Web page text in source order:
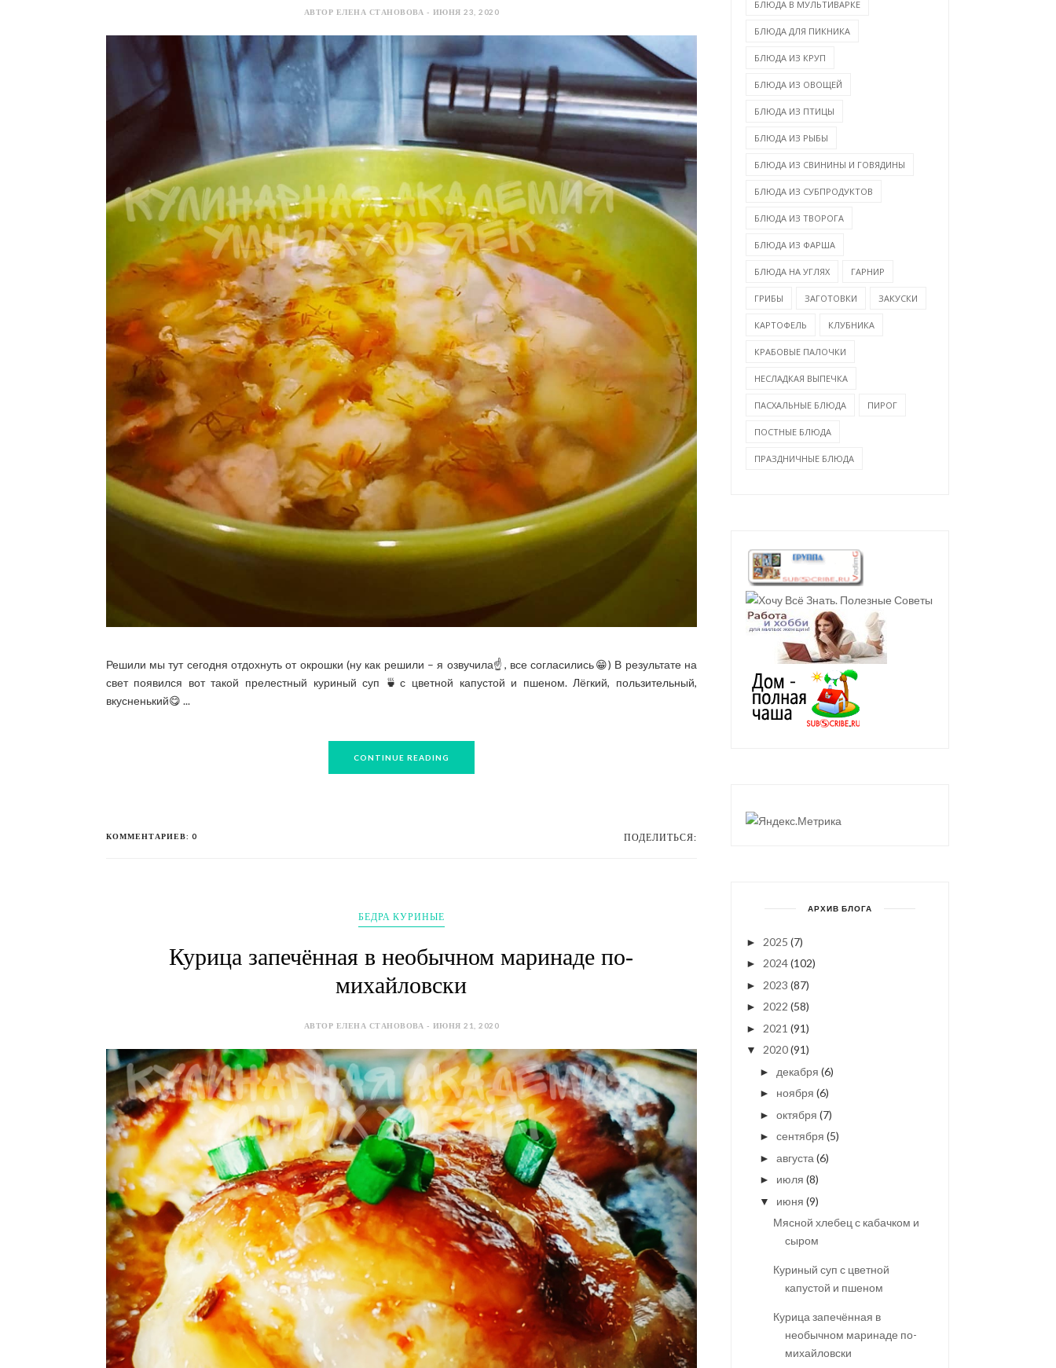
АВТОР ЕЛЕНА СТАНОВОВА - ИЮНЯ 23, 2020
Решили мы тут сегодня отдохнуть от окрошки (ну как решили – я озвучила☝️, все согласились😁) В результате на
свет появился вот такой прелестный куриный суп 🍵с цветной капустой и пшеном. Лёгкий, пользительный,
вкусненький😋 ...
CONTINUE READING
КОММЕНТАРИЕВ: 0 ПОДЕЛИТЬСЯ:
БЕДРА КУРИНЫЕ
Курица запечённая в необычном маринаде по-
михайловски
АВТОР ЕЛЕНА СТАНОВОВА - ИЮНЯ 21, 2020
БЛЮДА В МУЛЬТИВАРКЕ
БЛЮДА ДЛЯ ПИКНИКА
БЛЮДА ИЗ КРУП
БЛЮДА ИЗ ОВОЩЕЙ
БЛЮДА ИЗ ПТИЦЫ
БЛЮДА ИЗ РЫБЫ
БЛЮДА ИЗ СВИНИНЫ И ГОВЯДИНЫ
БЛЮДА ИЗ СУБПРОДУКТОВ
БЛЮДА ИЗ ТВОРОГА
БЛЮДА ИЗ ФАРША
БЛЮДА НА УГЛЯХ ГАРНИР
ГРИБЫ ЗАГОТОВКИ ЗАКУСКИ
КАРТОФЕЛЬ КЛУБНИКА
КРАБОВЫЕ ПАЛОЧКИ
НЕСЛАДКАЯ ВЫПЕЧКА
ПАСХАЛЬНЫЕ БЛЮДА ПИРОГ
ПОСТНЫЕ БЛЮДА
ПРАЗДНИЧНЫЕ БЛЮДА
АРХИВ БЛОГА
► 2025 (7)
► 2024(102)
► 2023 (87)
► 2022 (58)
► 2021 (91)
▼ 2020(91)
► декабря (6)
► ноября (6)
► октября (7)
► сентября (5)
► августа (6)
► июля (8)
▼ июня (9)
Мясной хлебец с кабачком и
сыром
Куриный суп с цветной
капустой и пшеном
Курица запечённая в
необычном маринаде по-
михайловски